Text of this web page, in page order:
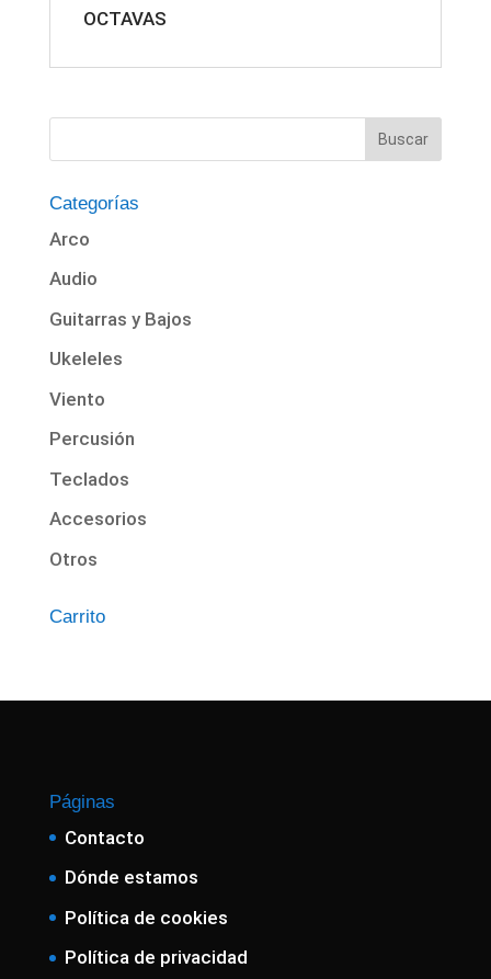
OCTAVAS
Categorías
Arco
Audio
Guitarras y Bajos
Ukeleles
Viento
Percusión
Teclados
Accesorios
Otros
Carrito
Páginas
Contacto
Dónde estamos
Política de cookies
Política de privacidad